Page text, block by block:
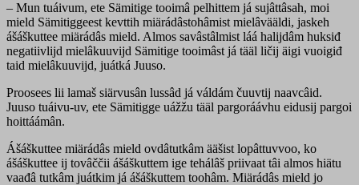
– Mun tuáivum, ete Sämitige tooimâ pelhittem já sujâttâsah, moi
mield Sämitiggeest kevttih miärádâstohâmist mielâvääldi, jaskeh
ášáškuttee miärádâs mield. Almos savâstâlmist láá halijdâm huksiđ
negatiivlijd mielâkuuvijd Sämitige tooimâst já tääl ličij äigi vuoigiđ
taid mielâkuuvijd, juátká Juuso.
Proosees lii lamaš siärvusân lussâd já váldám čuuvtij naavcâid.
Juuso tuáivu-uv, ete Sämitigge uážžu tääl pargoráávhu eidusij pargoi
hoittáámân.
Ášáškuttee miärádâs mield ovdâtutkâm ääšist lopâttuvvoo, ko
ášáškuttee ij tovâččii ášáškuttem ige tehálâš priivaat tâi almos hiätu
vaađâ tutkâm juátkim já ášáškuttem toohâm. Miärádâs mield jo